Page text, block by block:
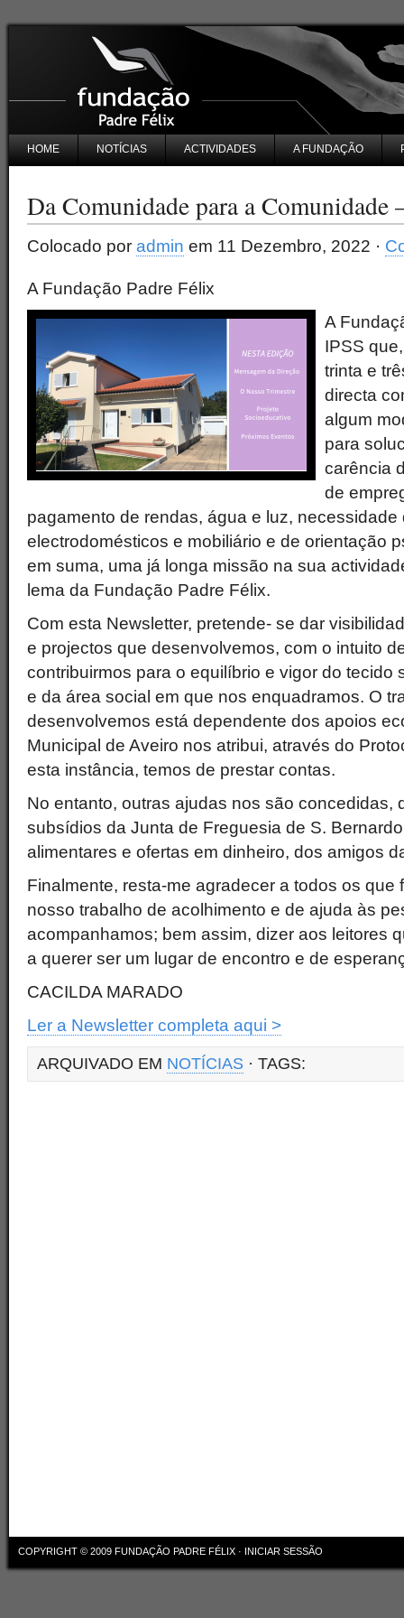
HOME NOTÍCIAS ACTIVIDADES A FUNDAÇÃO
Da Comunidade para a Comunidade
Colocado por admin em 11 Dezembro, 2022 ·
A Fundação Padre Félix
A
IPSS
trinta e
directa
algum
para
carência
de
pagamento de rendas, água e luz, necessidade
electrodomésticos e mobiliário e de orientação
em suma, uma já longa missão na sua
lema da Fundação Padre Félix.
Com esta Newsletter, pretende- se dar
e projectos que desenvolvemos, com o intuito
contribuirmos para o equilíbrio e vigor do tecido
e da área social em que nos enquadramos. O
desenvolvemos está dependente dos apoios
Municipal de Aveiro nos atribui, através do
esta instância, temos de prestar contas.
No entanto, outras ajudas nos são concedidas,
subsídios da Junta de Freguesia de S.
alimentares e ofertas em dinheiro, dos amigos
Finalmente, resta-me agradecer a todos os que
nosso trabalho de acolhimento e de ajuda às
acompanhamos; bem assim, dizer aos leitores
a querer ser um lugar de encontro e de
CACILDA MARADO
Ler a Newsletter completa aqui >
ARQUIVADO EM NOTÍCIAS · TAGS:
COPYRIGHT © 2009 FUNDAÇÃO PADRE FÉLIX · INICIAR SESSÃO